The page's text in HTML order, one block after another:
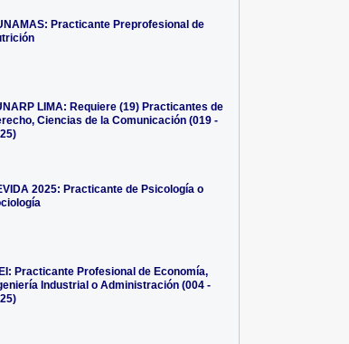
Practicante Preprofesional de
LIMA: Requiere (19) Practicantes de
Ciencias de la Comunicación (019 -
2025: Practicante de Psicología o
Practicante Profesional de Economía,
Industrial o Administración (004 -